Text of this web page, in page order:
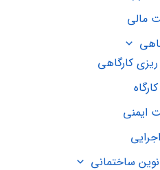
مالی
ریزی کارگاهی
ایمنی
ساختمانی